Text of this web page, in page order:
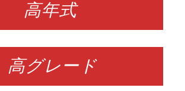
高年式
高グレード